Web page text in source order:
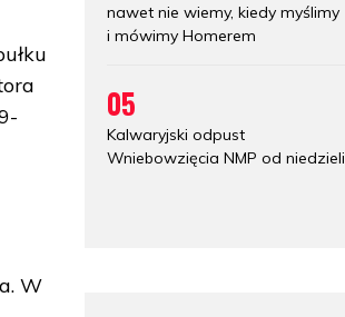
W
nawet nie wiemy, kiedy myślimy
i mówimy Homerem
05
Kalwaryjski odpust
Wniebowzięcia NMP od niedzieli